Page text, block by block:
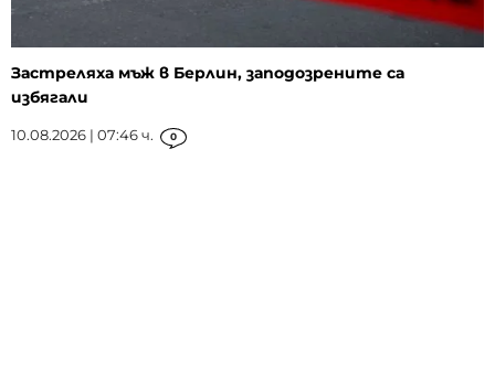
Застреляха мъж в Берлин, заподозрените са
избягали
10.08.2026 | 07:46 ч. 0